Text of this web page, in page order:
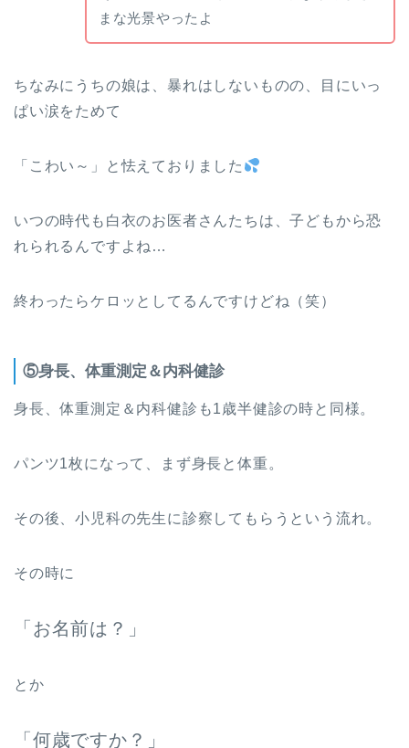
まな光景やったよ
ちなみにうちの娘は、暴れはしないものの、目にいっ
ぱい涙をためて
「こわい～」と怯えておりました
いつの時代も白衣のお医者さんたちは、子どもから恐
れられるんですよね…
終わったらケロッとしてるんですけどね（笑）
⑤身長、体重測定＆内科健診
身長、体重測定＆内科健診も1歳半健診の時と同様。
パンツ1枚になって、まず身長と体重。
その後、小児科の先生に診察してもらうという流れ。
その時に
「お名前は？」
とか
「何歳ですか？」